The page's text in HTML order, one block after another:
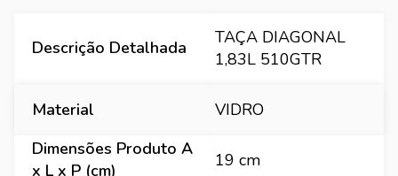
Descrição Detalhada
TAÇA DIAGONAL
1,83L 510GTR
Material
VIDRO
Dimensões Produto A
x L x P (cm)
19 cm